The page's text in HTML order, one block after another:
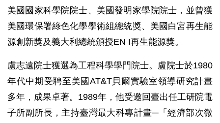
美國國家科學院院士、美國發明家學院院士，並曾獲
美國環保署綠色化學學術組總統獎、美國白宮再生能
源創新獎及義大利總統頒授EN I再生能源獎。
盧志遠院士獲選為工程科學學門院士。盧院士於1980
年代中期受聘至美國AT&T貝爾實驗室領導研究計畫
多年，成果卓著。1989年，他受邀回臺出任工研院電
子所副所長，主持臺灣最大科專計畫─「經濟部次微